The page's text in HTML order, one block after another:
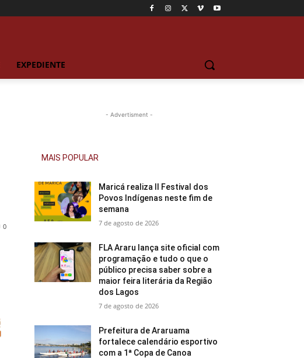
EXPEDIENTE
0
- Advertisment -
MAIS POPULAR
Maricá realiza II Festival dos
Povos Indígenas neste fim de
semana
7 de agosto de 2026
FLA Araru lança site oficial com
programação e tudo o que o
público precisa saber sobre a
maior feira literária da Região
dos Lagos
7 de agosto de 2026
Prefeitura de Araruama
fortalece calendário esportivo
com a 1ª Copa de Canoa